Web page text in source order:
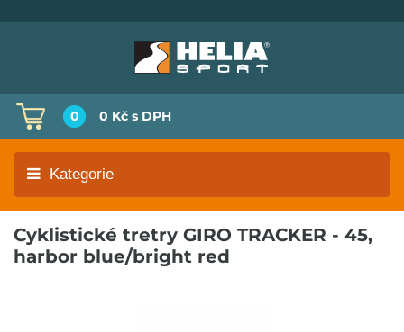
0 0 Kč s DPH
Kategorie
Cyklistické tretry GIRO TRACKER - 45,
harbor blue/bright red